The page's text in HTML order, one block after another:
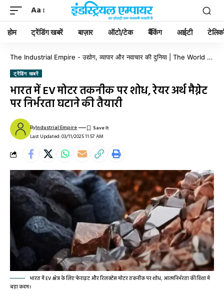
Aa
होम ट्रेंडिंग खबरें बाज़ार ऑटो/टेक बैंकिंग आईटी
The Industrial Empire - उद्योग, व्यापार और नवाचार की दुनिया | The World of Industry, Business & Innovation
ट्रेंडिंग खबरें
भारत में EV मोटर तकनीक पर शोध, रेयर अर्थ मैग्नेट
पर निर्भरता घटाने की तैयारी
Last Updated: 03/11/2025 11:57 AM
ByIndustrial Empire
भारत में EV क्षेत्र के लिए फेराइट और रिलक्टेंस मोटर तकनीक पर शोध, आत्मनिर्भरता की दिशा में
बड़ा कदम।